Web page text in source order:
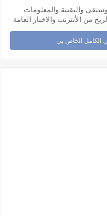
والتقنية والمعلومات
من الأنترنت والاخبار العامة
الخاص بي